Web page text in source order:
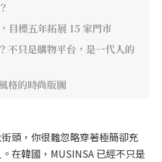
目標五年拓展 15 家門市
不只是購物平台，是一代人的
格的時尚版圖
頭，你很難忽略穿著極簡卻充
在韓國，MUSINSA 已經不只是